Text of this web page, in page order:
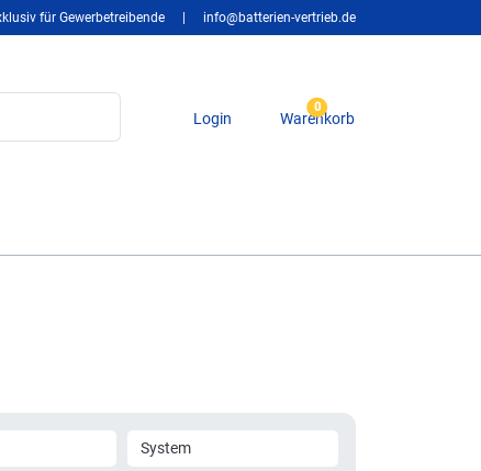
für Gewerbetreibende info@batterien-vertrieb.de
Login
0
Warenkorb
System